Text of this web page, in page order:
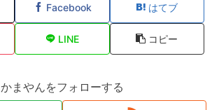
Facebook はてブ
LINE コピー
かまやんをフォローする